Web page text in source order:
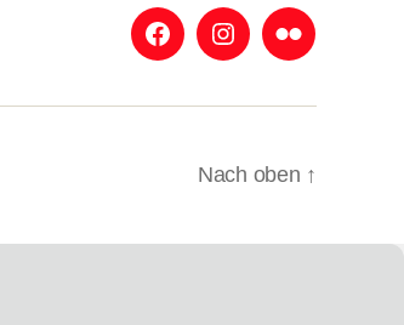
FacebookInstagram
Flickr
Nach oben ↑